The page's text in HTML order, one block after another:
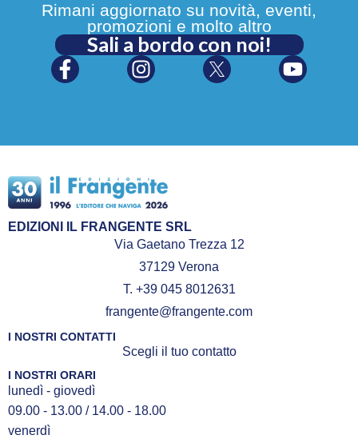
Rimani aggiornato su novità, eventi,
promozioni e molto altro
Sali a bordo con noi!
EDIZIONI IL FRANGENTE SRL
Via Gaetano Trezza 12
37129 Verona
T. +39 045 8012631
frangente@frangente.com
I NOSTRI CONTATTI
Scegli il tuo contatto
I NOSTRI ORARI
lunedì - giovedì
09.00 - 13.00 / 14.00 - 18.00
venerdì